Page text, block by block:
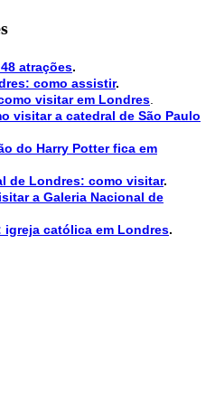
atrações.
como assistir.
visitar em Londres
visitar a catedral de São Paulo
do Harry Potter fica em
de Londres: como visitar.
a Galeria Nacional de
igreja católica em Londres.